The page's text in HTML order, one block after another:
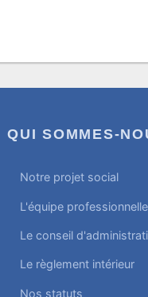
QUI SOMMES-
Notre projet social
L'équipe professionnelle
Le conseil
Le règlement intérieur
Nos statuts